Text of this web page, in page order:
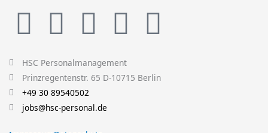
L
i
n
k
Y
o
u
t
F
a
c
e
T
w
i
I
s
HSC Personalmanagement
Prinzregentenstr. 65 D-10715 Berlin
+49 30 89540502
jobs@hsc-personal.de